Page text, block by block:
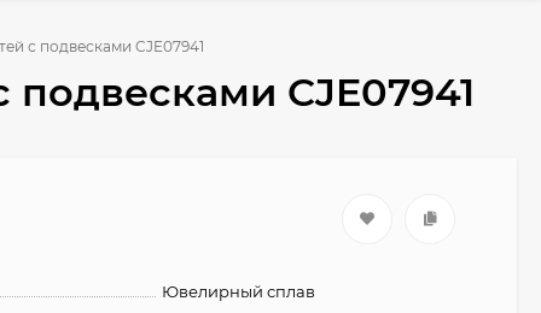
с подвесками CJE07941
CJE07941
Ювелирный сплав